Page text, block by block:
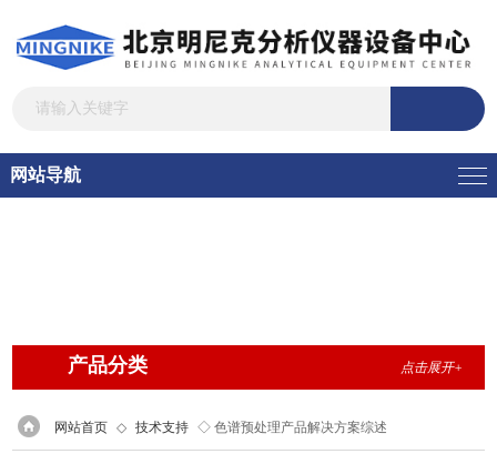
网站导航
产品分类 点击展开+
网站首页 ◇ 技术支持 ◇ 色谱预处理产品解决方案综述